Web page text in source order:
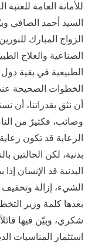
للأمانة العامة
السيد أحمد الصافي
الزواج المبارك
الصناعية والعلاج
الطبيعية في بقية
الخطوات الصحيحة
أن نثق بقدراتنا، أن
وصائب، فكثيرٌ من
الرعاية قد تكون
بدنية، لكن الحالتين
البدنية قد الإنسان
الشيء، إزالة
بعدها كلمة وزير
شكري، وبيّن فيها
استثمار المناسبات